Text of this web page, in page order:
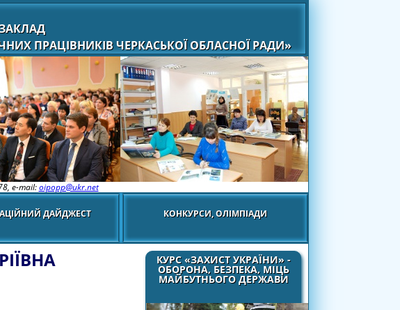
ПРАЦІВНИКІВ ЧЕРКАСЬКОЇ ОБЛАСНОЇ РАДИ»
e-mail:oipopp@ukr.net
ДАЙДЖЕСТ КОНКУРСИ, ОЛІМПІАДИ
КУРС «ЗАХИСТ УКРАЇНИ» -
ОБОРОНА, БЕЗПЕКА, МІЦЬ
МАЙБУТНЬОГО ДЕРЖАВИ